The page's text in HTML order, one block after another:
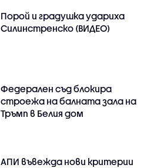
Порой и градушка удариха
Силинстренско (ВИДЕО)
Федерален съд блокира
строежа на балната зала на
Тръмп в Белия дом
АПИ въвежда нови критерии